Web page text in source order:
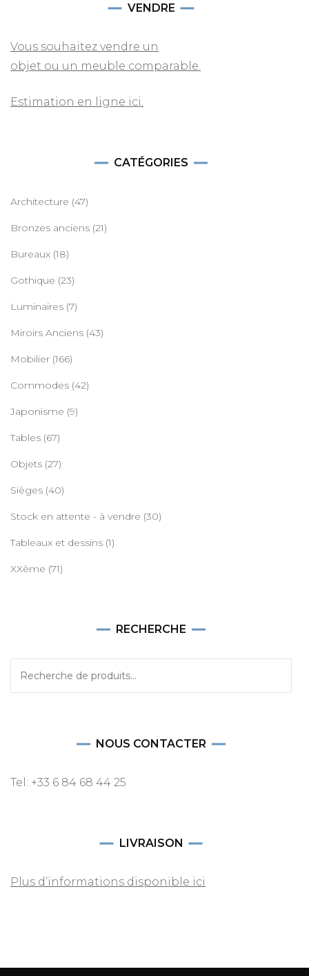
VENDRE
Vous souhaitez vendre un
objet ou un meuble comparable.
Estimation en ligne ici.
CATÉGORIES
Architecture (47)
Bronzes anciens (21)
Bureaux (18)
Gothique (23)
Luminaires (7)
Miroirs Anciens (43)
Mobilier (166)
Commodes (42)
Japonisme (9)
Tables (67)
Objets (27)
Sièges (40)
Stock en attente - à vendre (30)
Tableaux et dessins (1)
XXème (71)
RECHERCHE
NOUS CONTACTER
Tel: +33 6 84 68 44 25
LIVRAISON
Plus d’informations disponible ici